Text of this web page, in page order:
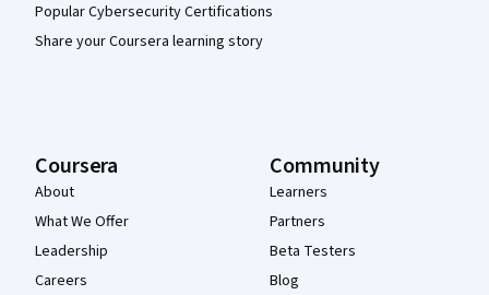
Popular Cybersecurity Certifications
Share your Coursera learning story
Coursera
About
What We Offer
Leadership
Careers
Community
Learners
Partners
Beta Testers
Blog